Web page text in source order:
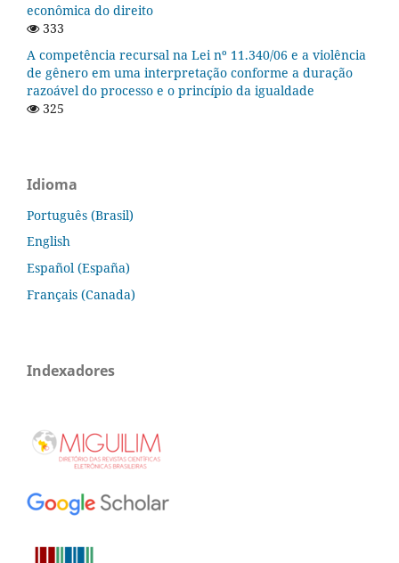
econômica do direito
333
A competência recursal na Lei nº 11.340/06 e a violência
de gênero em uma interpretação conforme a duração
razoável do processo e o princípio da igualdade
325
Idioma
Português (Brasil)
English
Español (España)
Français (Canada)
Indexadores